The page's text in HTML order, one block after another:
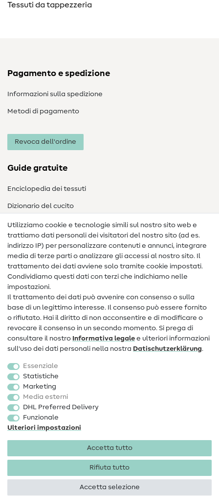
Tessuti da tappezzeria
Pagamento e spedizione
Informazioni sulla spedizione
Metodi di pagamento
Revoca dell'ordine
Guide gratuite
Enciclopedia dei tessuti
Dizionario del cucito
Nähanleitungen
Assistenza e contatto
Contatto
Informazioni sul nuovo proprietario
FAQ
Diritto di recesso
Popolare
Accessori cucito
Sale
Utilizziamo cookie e tecnologie simili sul nostro sito web e
trattiamo dati personali dei visitatori del nostro sito (ad es.
indirizzo IP) per personalizzare contenuti e annunci, integrare
media di terze parti o analizzare gli accessi al nostro sito. Il
trattamento dei dati avviene solo tramite cookie impostati.
Condividiamo questi dati con terzi che indichiamo nelle
impostazioni.
Il trattamento dei dati può avvenire con consenso o sulla
base di un legittimo interesse. Il consenso può essere fornito
o rifiutato. Hai il diritto di non acconsentire e di modificare o
revocare il consenso in un secondo momento. Si prega di
consultare il nostro Informativa legale e ulteriori informazioni
sull'uso dei dati personali nella nostra Dati­schutz­erklärung.
Essenziale
Statistiche
Marketing
Media esterni
DHL Preferred Delivery
Funzionale
Ulteriori impostazioni
Accetta tutto
Rifiuta tutto
Accetta selezione
Informazioni legali Privacy
Condizioni generali
Diritti d'autore 2026 SewIY GmbH